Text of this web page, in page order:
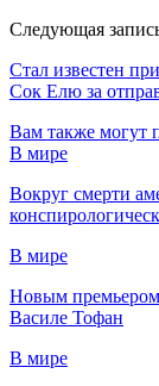
Следующая
Стал известен
Сок Елю за
Вам также могут
В мире
Вокруг смерти
В мире
Новым
Василе Тофан
В мире